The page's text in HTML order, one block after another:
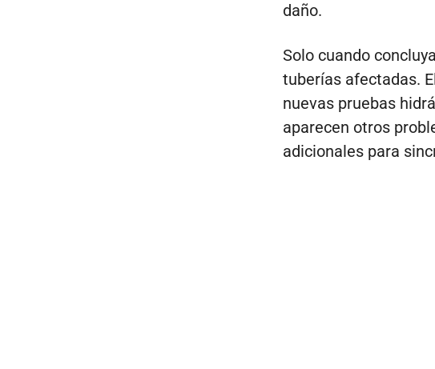
daño.
Solo cuando
tuberías afectadas.
nuevas pruebas
aparecen otros
adicionales para